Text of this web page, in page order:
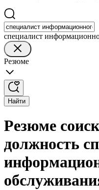
специалист
Резюме
Найти
Резюме
должность